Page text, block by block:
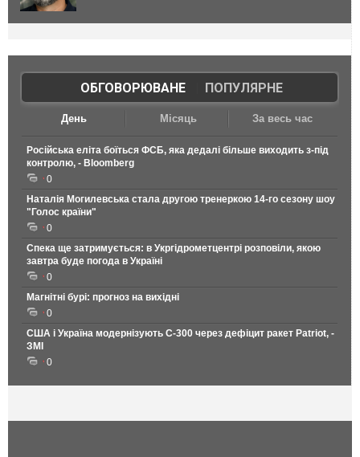
ОБГОВОРЮВАНЕ| ПОПУЛЯРНЕ
День Місяць За весь час
Російська еліта боїться ФСБ, яка дедалі більше виходить з-під
контролю, - Bloomberg
0
Наталія Могилевська стала другою тренеркою 14-го сезону шоу
"Голос країни"
0
Спека ще затримується: в Укргідрометцентрі розповіли, якою
завтра буде погода в Україні
0
Магнітні бурі: прогноз на вихідні
0
США і Україна модернізують С-300 через дефіцит ракет Patriot, -
ЗМІ
0